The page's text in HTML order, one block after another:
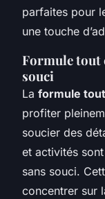
parfaites pour
une touche
Formule tout
souci
La formule
profiter
soucier des
et activités
sans souci.
concentrer sur